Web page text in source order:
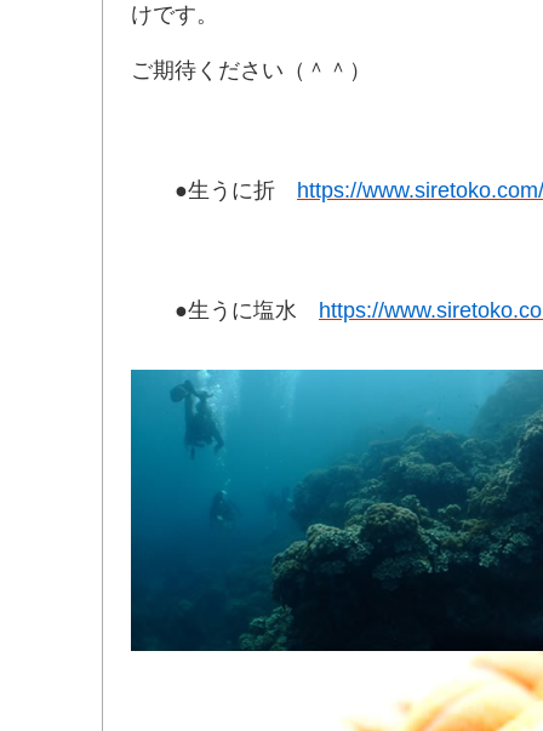
けです。
ご期待ください（＾＾）
●生うに折 https://
●生うに塩水 https://